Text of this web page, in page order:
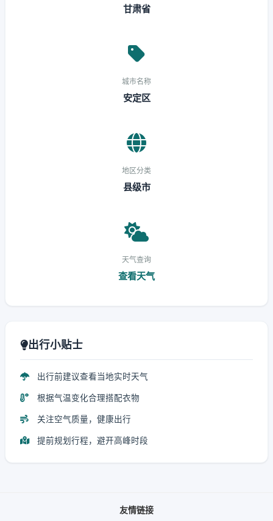
甘肃省
城市名称
安定区
地区分类
县级市
天气查询
查看天气
出行小贴士
出行前建议查看当地实时天气
根据气温变化合理搭配衣物
关注空气质量，健康出行
提前规划行程，避开高峰时段
友情链接